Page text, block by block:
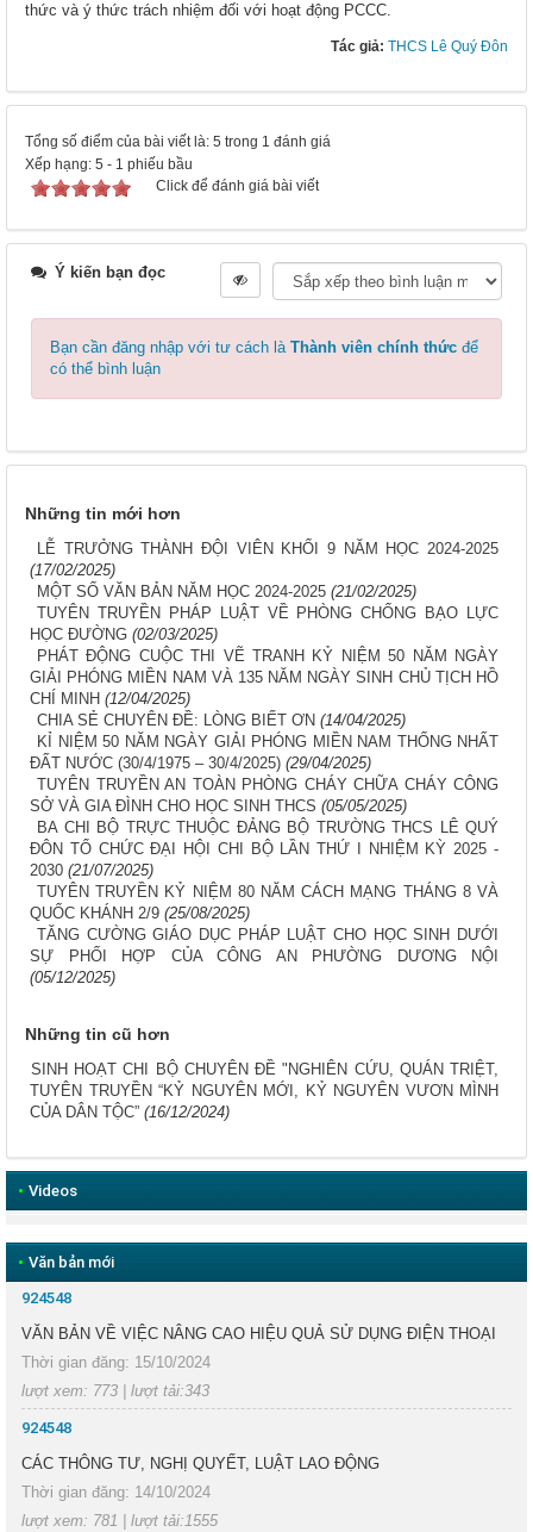
thức và ý thức trách nhiệm đối với hoạt động PCCC.
Tác giả: THCS Lê Quý Đôn
Tổng số điểm của bài viết là: 5 trong 1 đánh giá
Xếp hạng: 5 - 1 phiếu bầu
Click để đánh giá bài viết
Ý kiến bạn đọc
Bạn cần đăng nhập với tư cách là Thành viên chính thức để
có thể bình luận
Những tin mới hơn
LỄ TRƯỞNG THÀNH ĐỘI VIÊN KHỐI 9 NĂM HỌC 2024-2025
(17/02/2025)
MỘT SỐ VĂN BẢN NĂM HỌC 2024-2025 (21/02/2025)
TUYÊN TRUYỀN PHÁP LUẬT VỀ PHÒNG CHỐNG BẠO LỰC
HỌC ĐƯỜNG (02/03/2025)
PHÁT ĐỘNG CUỘC THI VẼ TRANH KỶ NIỆM 50 NĂM NGÀY
GIẢI PHÓNG MIỀN NAM VÀ 135 NĂM NGÀY SINH CHỦ TỊCH HỒ
CHÍ MINH (12/04/2025)
CHIA SẺ CHUYÊN ĐỀ: LÒNG BIẾT ƠN (14/04/2025)
KỈ NIỆM 50 NĂM NGÀY GIẢI PHÓNG MIỀN NAM THỐNG NHẤT
ĐẤT NƯỚC (30/4/1975 – 30/4/2025) (29/04/2025)
TUYÊN TRUYỀN AN TOÀN PHÒNG CHÁY CHỮA CHÁY CÔNG
SỞ VÀ GIA ĐÌNH CHO HỌC SINH THCS (05/05/2025)
BA CHI BỘ TRỰC THUỘC ĐẢNG BỘ TRƯỜNG THCS LÊ QUÝ
ĐÔN TỔ CHỨC ĐẠI HỘI CHI BỘ LẦN THỨ I NHIỆM KỲ 2025 -
2030 (21/07/2025)
TUYÊN TRUYỀN KỶ NIỆM 80 NĂM CÁCH MẠNG THÁNG 8 VÀ
QUỐC KHÁNH 2/9 (25/08/2025)
TĂNG CƯỜNG GIÁO DỤC PHÁP LUẬT CHO HỌC SINH DƯỚI
SỰ PHỐI HỢP CỦA CÔNG AN PHƯỜNG DƯƠNG NỘI
(05/12/2025)
Những tin cũ hơn
SINH HOẠT CHI BỘ CHUYÊN ĐỀ "NGHIÊN CỨU, QUÁN TRIỆT,
TUYÊN TRUYỀN “KỶ NGUYÊN MỚI, KỶ NGUYÊN VƯƠN MÌNH
CỦA DÂN TỘC” (16/12/2024)
• Videos
• Văn bản mới
924548
VĂN BẢN VỀ VIỆC NÂNG CAO HIỆU QUẢ SỬ DỤNG ĐIỆN THOẠI
Thời gian đăng: 15/10/2024
lượt xem: 773 | lượt tải:343
924548
CÁC THÔNG TƯ, NGHỊ QUYẾT, LUẬT LAO ĐỘNG
Thời gian đăng: 14/10/2024
lượt xem: 781 | lượt tải:1555